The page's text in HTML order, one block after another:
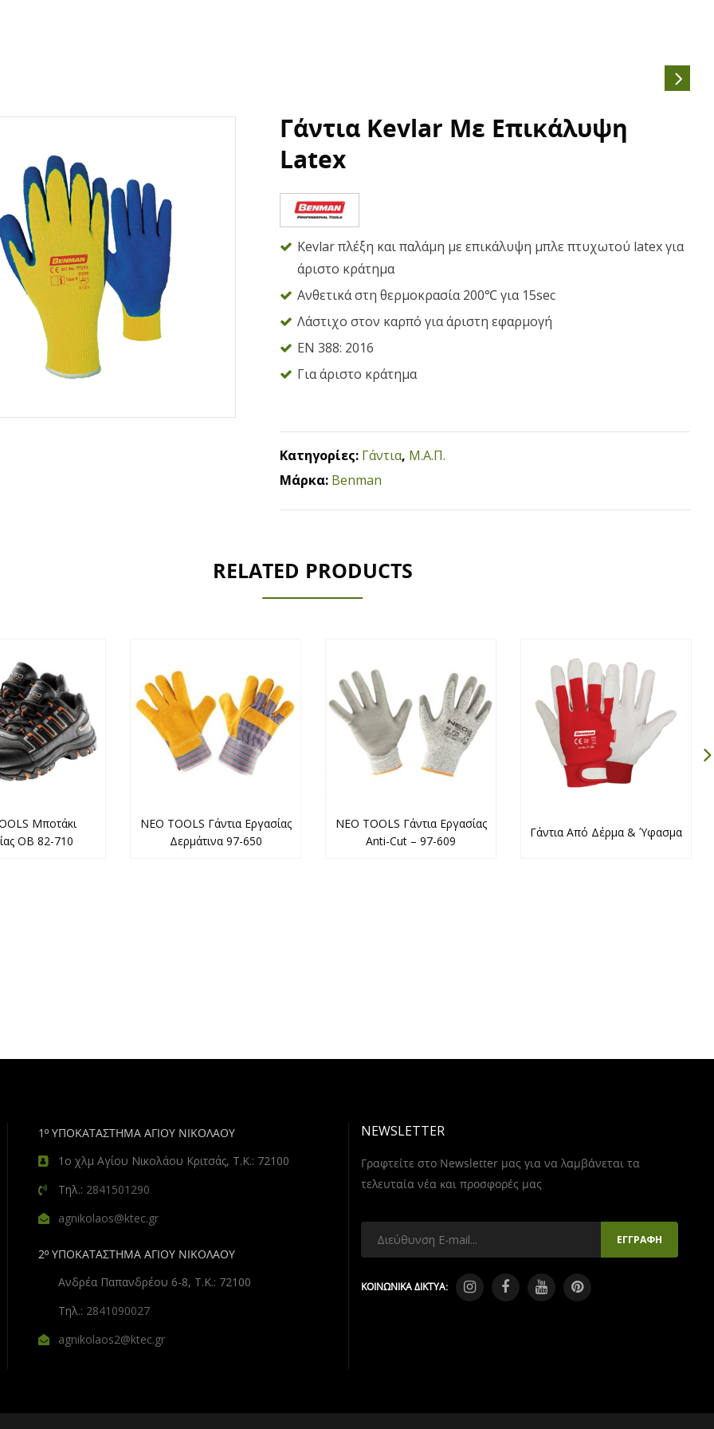
Γάντια Kevlar Με Επικάλυψη
Latex
Kevlar πλέξη και παλάμη με επικάλυψη μπλε πτυχωτού latex για
άριστο κράτημα
Ανθετικά στη θερμοκρασία 200℃ για 15sec
Λάστιχο στον καρπό για άριστη εφαρμογή
EN 388: 2016
Για άριστο κράτημα
Κατηγορίες: Γάντια, Μ.Α.Π.
Μάρκα: Benman
RELATED PRODUCTS
Μποτάκι
OB 82-710
NEO TOOLS Γάντια Εργασίας
Δερμάτινα 97-650
NEO TOOLS Γάντια Εργασίας
Anti-Cut – 97-609
Γάντια Από Δέρμα & Ύφασμα
1º ΥΠΟΚΑΤΑΣΤΗΜΑ ΑΓΙΟΥ ΝΙΚΟΛΑΟΥ
1ο χλμ Αγίου Νικολάου Κριτσάς, Τ.Κ.: 72100
Τηλ.: 2841501290
agnikolaos@ktec.gr
2º ΥΠΟΚΑΤΑΣΤΗΜΑ ΑΓΙΟΥ ΝΙΚΟΛΑΟΥ
Ανδρέα Παπανδρέου 6-8, Τ.Κ.: 72100
Τηλ.: 2841090027
agnikolaos2@ktec.gr
NEWSLETTER
Γραφτείτε στο Newsletter μας για να λαμβάνεται τα
τελευταία νέα και προσφορές μας
ΚΟΙΝΩΝΙΚΑ ΔΙΚΤΥΑ: